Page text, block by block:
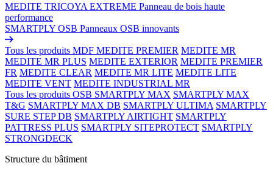
MEDITE TRICOYA EXTREME Panneau de bois haute
performance
SMARTPLY OSB Panneaux OSB innovants
Tous les produits MDF MEDITE PREMIER MEDITE MR
MEDITE MR PLUS MEDITE EXTERIOR MEDITE PREMIER
FR MEDITE CLEAR MEDITE MR LITE MEDITE LITE
MEDITE VENT MEDITE INDUSTRIAL MR
Tous les produits OSB SMARTPLY MAX SMARTPLY MAX
T&G SMARTPLY MAX DB SMARTPLY ULTIMA SMARTPLY
SURE STEP DB SMARTPLY AIRTIGHT SMARTPLY
PATTRESS PLUS SMARTPLY SITEPROTECT SMARTPLY
STRONGDECK
Structure du bâtiment